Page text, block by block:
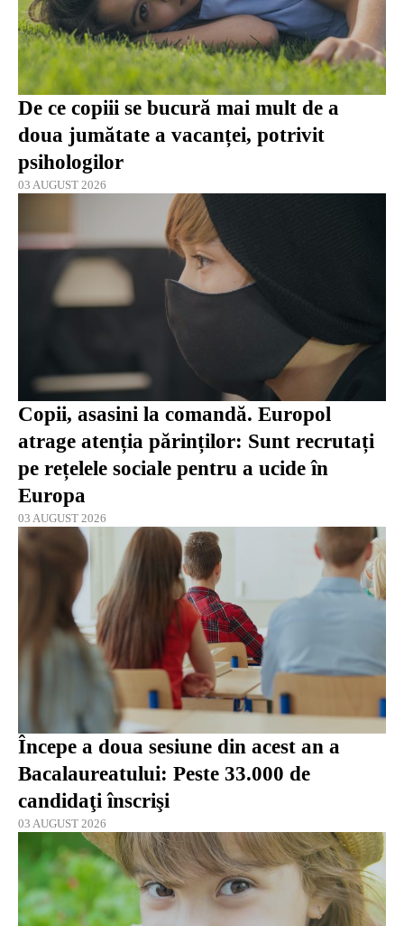
De ce copiii se bucură mai mult de a
doua jumătate a vacanței, potrivit
psihologilor
03 AUGUST 2026
Copii, asasini la comandă. Europol
atrage atenția părinților: Sunt recrutați
pe rețelele sociale pentru a ucide în
Europa
03 AUGUST 2026
Începe a doua sesiune din acest an a
Bacalaureatului: Peste 33.000 de
candidaţi înscrişi
03 AUGUST 2026